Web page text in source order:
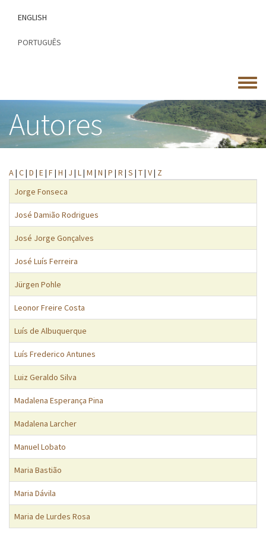
conteúdo
ENGLISH
PORTUGUÊS
Toggle
menu
Autores
A | C| D | E| F| H | J | L | M | N | P | R | S | T| V| Z
Jorge Fonseca
José Damião Rodrigues
José Jorge Gonçalves
José Luís Ferreira
Jürgen Pohle
Leonor Freire Costa
Luís de Albuquerque
Luís Frederico Antunes
Luiz Geraldo Silva
Madalena Esperança Pina
Madalena Larcher
Manuel Lobato
Maria Bastião
Maria Dávila
Maria de Lurdes Rosa